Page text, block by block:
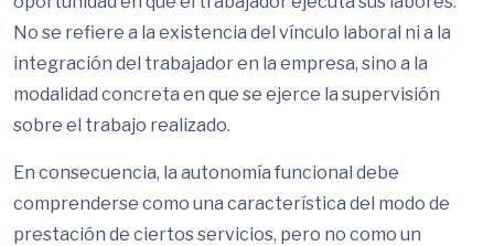
No se refiere a la existencia del vínculo laboral ni a la
integración del trabajador en la empresa, sino a la
modalidad concreta en que se ejerce la supervisión
sobre el trabajo realizado.
En consecuencia, la autonomía funcional debe
comprenderse como una característica del modo de
prestación de ciertos servicios, pero no como un